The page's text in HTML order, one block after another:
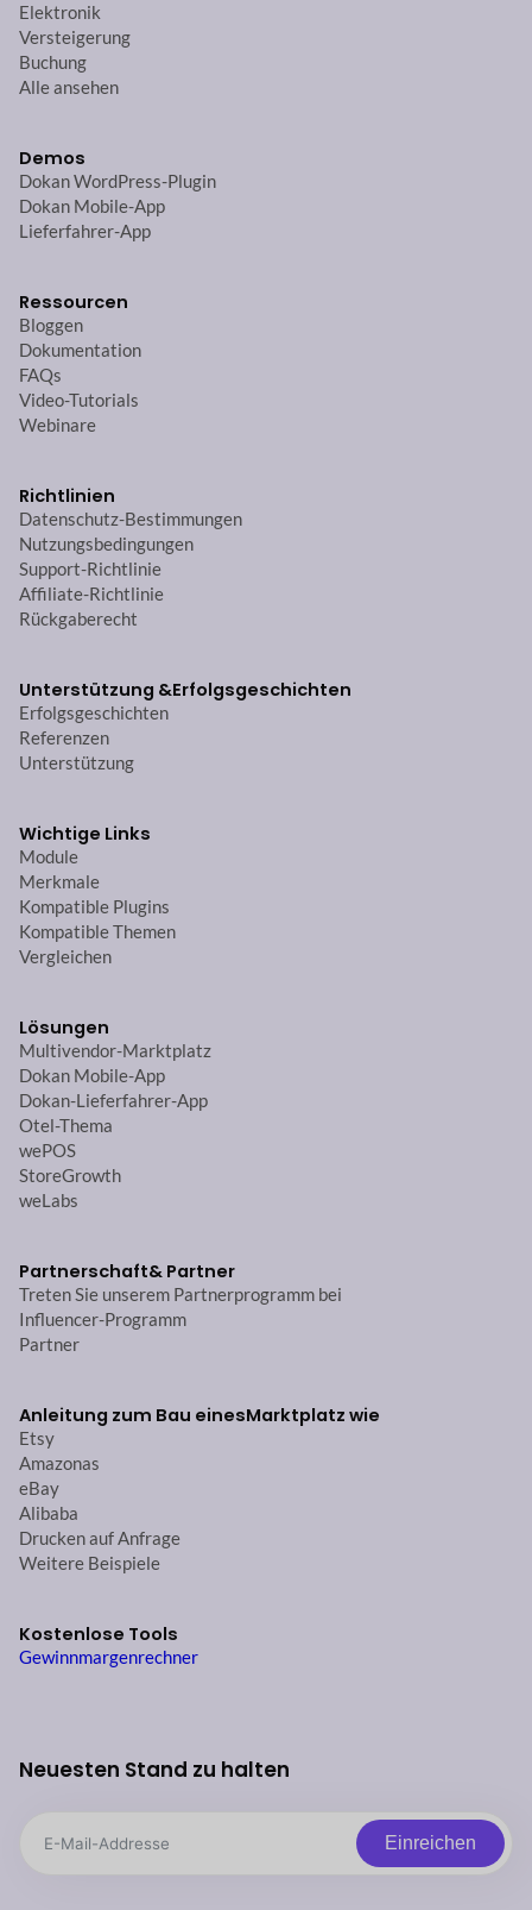
Elektronik
Versteigerung
Buchung
Alle ansehen
Demos
Dokan WordPress-Plugin
Dokan Mobile-App
Lieferfahrer-App
Ressourcen
Bloggen
Dokumentation
FAQs
Video-Tutorials
Webinare
Richtlinien
Datenschutz-Bestimmungen
Nutzungsbedingungen
Support-Richtlinie
Affiliate-Richtlinie
Rückgaberecht
Unterstützung &Erfolgsgeschichten
Erfolgsgeschichten
Referenzen
Unterstützung
Wichtige Links
Module
Merkmale
Kompatible Plugins
Kompatible Themen
Vergleichen
Lösungen
Multivendor-Marktplatz
Dokan Mobile-App
Dokan-Lieferfahrer-App
Otel-Thema
wePOS
StoreGrowth
weLabs
Partnerschaft& Partner
Treten Sie unserem Partnerprogramm bei
Influencer-Programm
Partner
Anleitung zum Bau einesMarktplatz wie
Etsy
Amazonas
eBay
Alibaba
Drucken auf Anfrage
Weitere Beispiele
Kostenlose Tools
Gewinnmargenrechner
Neuesten Stand zu halten
Einreichen